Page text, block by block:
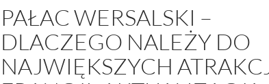
PAŁAC WERSALSKI –
DLACZEGO NALEŻY DO
NAJWIĘKSZYCH